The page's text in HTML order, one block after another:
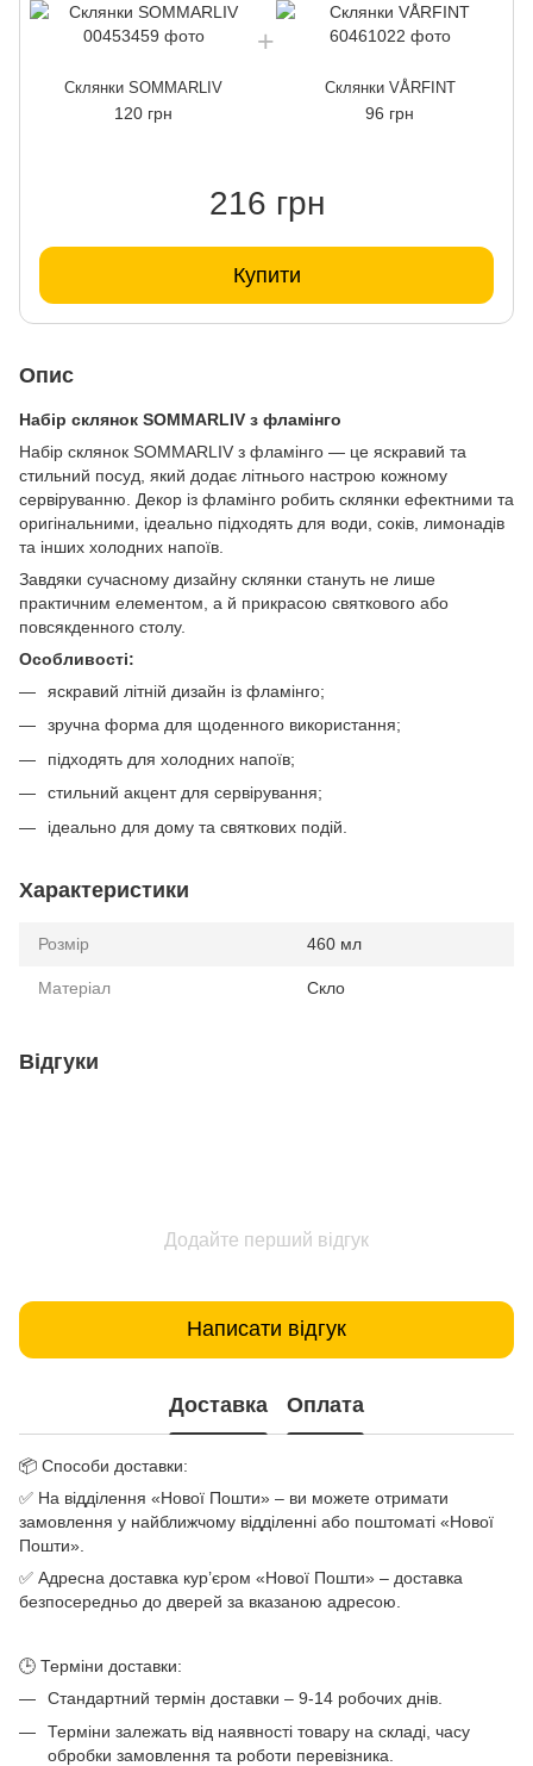
Склянки SOMMARLIV
120 грн
Склянки VÅRFINT
96 грн
216 грн
Купити
Опис
Набір склянок SOMMARLIV з фламінго
Набір склянок SOMMARLIV з фламінго — це яскравий та
стильний посуд, який додає літнього настрою кожному
сервіруванню. Декор із фламінго робить склянки ефектними та
оригінальними, ідеально підходять для води, соків, лимонадів
та інших холодних напоїв.
Завдяки сучасному дизайну склянки стануть не лише
практичним елементом, а й прикрасою святкового або
повсякденного столу.
Особливості:
яскравий літній дизайн із фламінго;
зручна форма для щоденного використання;
підходять для холодних напоїв;
стильний акцент для сервірування;
ідеально для дому та святкових подій.
Характеристики
Розмір 460 мл
Матеріал Скло
Відгуки
Додайте перший відгук
Написати відгук
Доставка Оплата
📦 Способи доставки:
✅ На відділення «Нової Пошти» – ви можете отримати
замовлення у найближчому відділенні або поштоматі «Нової
Пошти».
✅ Адресна доставка кур’єром «Нової Пошти» – доставка
безпосередньо до дверей за вказаною адресою.
🕒 Терміни доставки:
Стандартний термін доставки – 9-14 робочих днів.
Терміни залежать від наявності товару на складі, часу
обробки замовлення та роботи перевізника.